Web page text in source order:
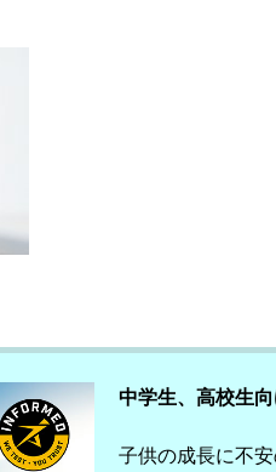
中学生、高校生
子供の成長に不